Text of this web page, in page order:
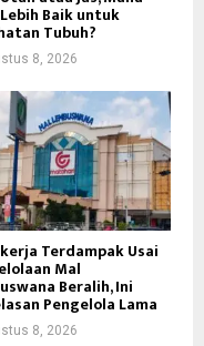
Baik untuk
Tubuh?
8, 2026
Terdampak Usai
Mal
Beralih, Ini
Pengelola Lama
8, 2026